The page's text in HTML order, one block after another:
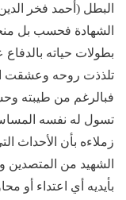
البطل (أحمد فخر
الشهادة فحسب بل
بطولات حياته
تلذذت روحه وعشقت
فبالرغم من طيبته
تسول له نفسه المساس
زملاءه بأن الأحداث
الشهيد من المتصدين
بأيديه أي اعتداء أو